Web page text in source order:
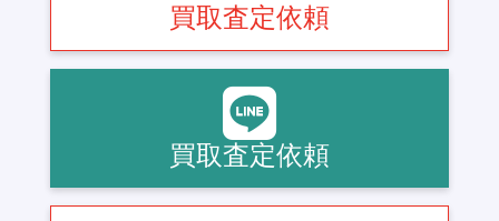
買取査定依頼
買取査定依頼